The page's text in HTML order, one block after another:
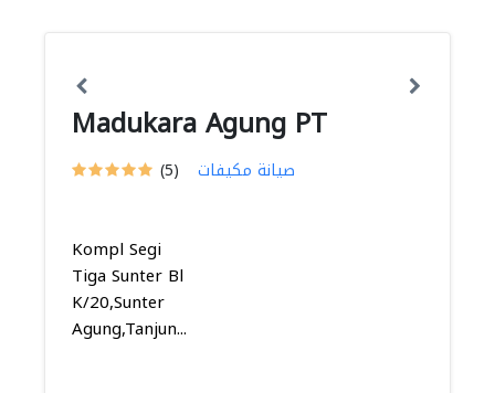
Madukara Agung PT
(5) صيانة مكيفات
Kompl Segi
Tiga Sunter Bl
K/20,Sunter
Agung,Tanjun...